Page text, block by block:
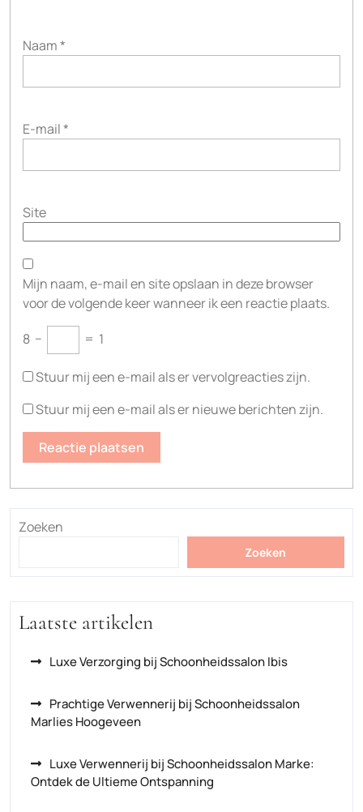
Naam*
E-mail*
Site
Mijn naam, e-mail en site opslaan in deze browser
voor de volgende keer wanneer ik een reactie plaats.
8 − = 1
Stuur mij een e-mail als er vervolgreacties zijn.
Stuur mij een e-mail als er nieuwe berichten zijn.
Zoeken
Zoeken
Laatste artikelen
Luxe Verzorging bij Schoonheidssalon Ibis
Prachtige Verwennerij bij Schoonheidssalon
Marlies Hoogeveen
Luxe Verwennerij bij Schoonheidssalon Marke:
Ontdek de Ultieme Ontspanning